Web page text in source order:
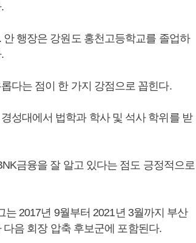
행장은 강원도 홍천고등학교를 졸업하
다는 점이 한 가지 강점으로 꼽힌다.
성대에서 법학과 학사 및 석사 학위를 받
금융을 잘 알고 있다는 점도 긍정적으로
2017년 9월부터 2021년 3월까지 부산
음 회장 압축 후보군에 포함된다.